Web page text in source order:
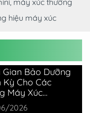
máy xúc thường
hiệu máy xúc
Gian Bảo Dưỡng
Kỳ Cho Các
Máy Xúc
2026